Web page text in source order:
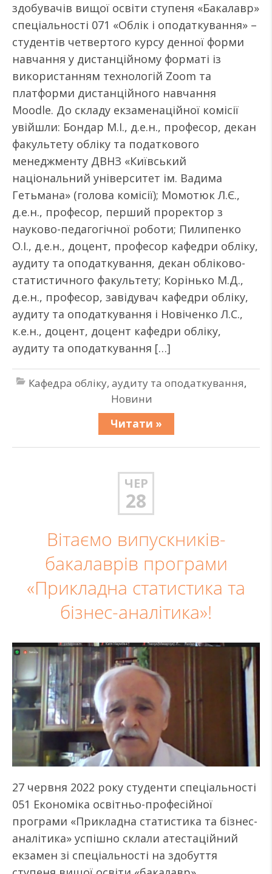
здобувачів вищої освіти ступеня «Бакалавр»
спеціальності 071 «Облік і оподаткування» –
студентів четвертого курсу денної форми
навчання у дистанційному форматі із
використанням технологій Zoom та
платформи дистанційного навчання
Moodle. До складу екзаменаційної комісії
увійшли: Бондар М.І., д.е.н., професор, декан
факультету обліку та податкового
менеджменту ДВНЗ «Київський
національний університет ім. Вадима
Гетьмана» (голова комісії); Момотюк Л.Є.,
д.е.н., професор, перший проректор з
науково-педагогічної роботи; Пилипенко
О.І., д.е.н., доцент, професор кафедри обліку,
аудиту та оподаткування, декан обліково-
статистичного факультету; Корінько М.Д.,
д.е.н., професор, завідувач кафедри обліку,
аудиту та оподаткування і Новіченко Л.С.,
к.е.н., доцент, доцент кафедри обліку,
аудиту та оподаткування […]
Кафедра обліку, аудиту та оподаткування,
Новини
Читати »
ЧЕР
28
Вітаємо випускників-
бакалаврів програми
«Прикладна статистика та
бізнес-аналітика»!
27 червня 2022 року студенти спеціальності
051 Економіка освітньо-професійної
програми «Прикладна статистика та бізнес-
аналітика» успішно склали атестаційний
екзамен зі спеціальності на здобуття